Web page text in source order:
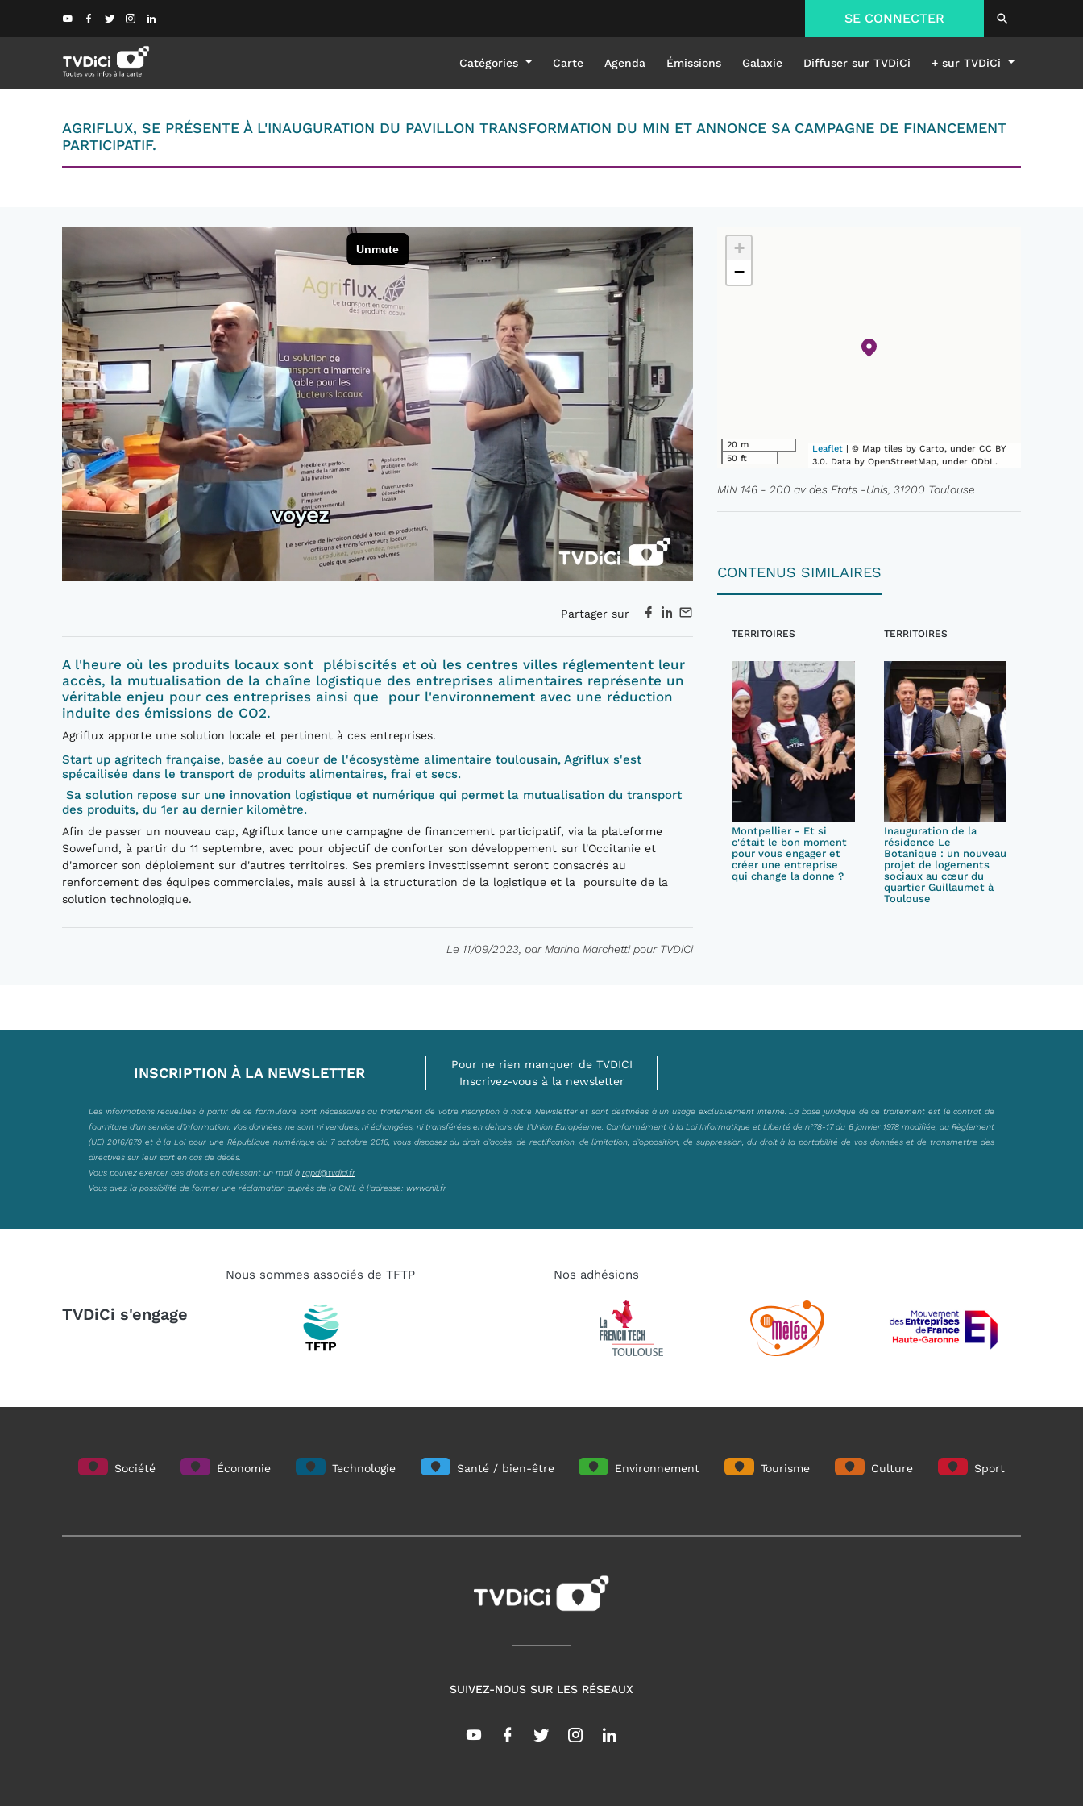
SE CONNECTER
Catégories Carte Agenda Émissions Galaxie Diffuser sur TVDiCi + sur TVDiCi
AGRIFLUX, SE PRÉSENTE À L'INAUGURATION DU PAVILLON TRANSFORMATION DU MIN ET ANNONCE SA CAMPAGNE DE FINANCEMENT
PARTICIPATIF.
Partager sur
A l'heure où les produits locaux sont plébiscités et où les centres villes réglementent leur
accès, la mutualisation de la chaîne logistique des entreprises alimentaires représente un
véritable enjeu pour ces entreprises ainsi que pour l'environnement avec une réduction
induite des émissions de CO2.
Agriflux apporte une solution locale et pertinent à ces entreprises.
Start up agritech française, basée au coeur de l'écosystème alimentaire toulousain, Agriflux s'est
spécailisée dans le transport de produits alimentaires, frai et secs.
Sa solution repose sur une innovation logistique et numérique qui permet la mutualisation du transport
des produits, du 1er au dernier kilomètre.
Afin de passer un nouveau cap, Agriflux lance une campagne de financement participatif, via la plateforme
Sowefund, à partir du 11 septembre, avec pour objectif de conforter son développement sur l'Occitanie et
d'amorcer son déploiement sur d'autres territoires. Ses premiers investtissemnt seront consacrés au
renforcement des équipes commerciales, mais aussi à la structuration de la logistique et la poursuite de la
solution technologique.
Le 11/09/2023, par Marina Marchetti pour TVDiCi
+
−
20 m
50 ft
Leaflet | © Map tiles by Carto, under CC BY
3.0. Data by OpenStreetMap, under ODbL.
MIN 146 - 200 av des Etats -Unis, 31200 Toulouse
CONTENUS SIMILAIRES
TERRITOIRES
Montpellier - Et si
c'était le bon moment
pour vous engager et
créer une entreprise
qui change la donne ?
TERRITOIRES
Inauguration de la
résidence Le
Botanique : un nouveau
projet de logements
sociaux au cœur du
quartier Guillaumet à
Toulouse
INSCRIPTION À LA NEWSLETTER
Pour ne rien manquer de TVDICI
Inscrivez-vous à la newsletter
Les informations recueillies à partir de ce formulaire sont nécessaires au traitement de votre inscription à notre Newsletter et sont destinées à un usage exclusivement interne. La base juridique de ce traitement est le contrat de
fourniture d’un service d’information. Vos données ne sont ni vendues, ni échangées, ni transférées en dehors de l’Union Européenne. Conformément à la Loi Informatique et Liberté de n°78-17 du 6 janvier 1978 modifiée, au Règlement
(UE) 2016/679 et à la Loi pour une République numérique du 7 octobre 2016, vous disposez du droit d’accès, de rectification, de limitation, d’opposition, de suppression, du droit à la portabilité de vos données et de transmettre des
directives sur leur sort en cas de décès.
Vous pouvez exercer ces droits en adressant un mail à rgpd@tvdici.fr
Vous avez la possibilité de former une réclamation auprès de la CNIL à l’adresse: www.cnil.fr
TVDiCi s'engage
Nous sommes associés de TFTP Nos adhésions
Société Économie Technologie Santé / bien-être Environnement Tourisme Culture Sport
SUIVEZ-NOUS SUR LES RÉSEAUX